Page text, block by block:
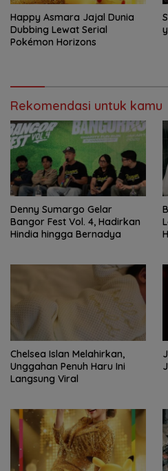
Happy Asmara Jajal Dunia
Dubbing Lewat Serial
Pokémon Horizons
Rekomendasi untuk kamu
Denny Sumargo Gelar
Bangor Fest Vol. 4, Hadirkan
Hindia hingga Bernadya
Chelsea Islan Melahirkan,
Unggahan Penuh Haru Ini
Langsung Viral